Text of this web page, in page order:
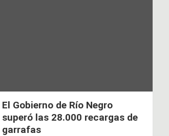
El Gobierno de Río Negro
superó las 28.000 recargas de
garrafas